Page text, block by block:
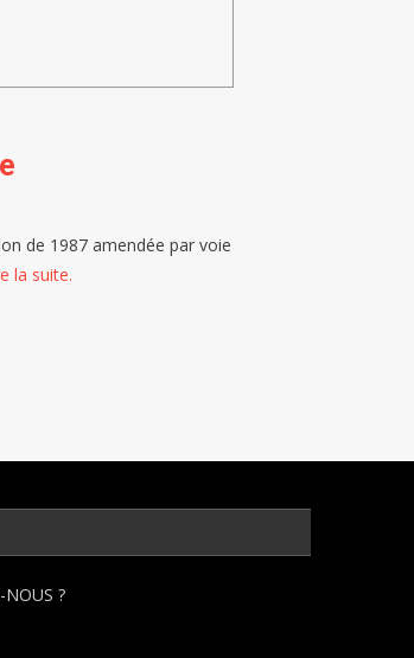
de 1987 amendée par voie
la suite.
?